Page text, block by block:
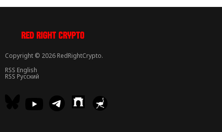
Copyright © 2026 RedRightCrypto.
RSS English
RSS Русский